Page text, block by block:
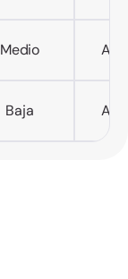
Medio Alto
Baja Alta